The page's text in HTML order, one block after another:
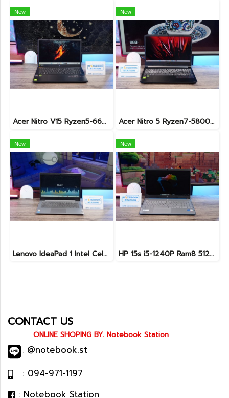
New
Acer Nitro V15 Ryzen5-6600H RTX2050(4GB) RAM16 512GB SSD จอ15.6นิ้ว FHD 165Hz sRGB100% เกมมิ่งรุ่นใหม่ ดีไซน์เครื่องบาง สวยเท่ดูทันสมัย มีประกันศูนย์2028 ราคาสุดคุ้มเพียง 17,990.-
New
Acer Nitro 5 Ryzen7-5800H RTX-3060(6GB) Ram16 SSD512 จอ15.6 FHD 144Hz เกมมิ่งสเปคสูง เครื่องพร้อมใช้งาน ราคาสุดคุ้มเพียง 19,900.-
New
Lenovo IdeaPad 1 Intel Celeron N4020 Ram4 SSD256GB จอ14.0 HD หน้าจอเล็กเหมาะแก่การพกพา ใช้งานทั่วไป ราคาถูกมาก เพียง 3,900.- พร้อมใช้งาน(สินค้ามีตำหนิขายถูกประกันร้าน7วัน)
New
HP 15s i5-1240P Ram8 512GB M.2 จอ15.6นิ้ว FHD IPS สเปคดี ทำงานเก่ง จอใหญ่ มีแป้นตัวเลขแยก ดีไซน์เรียบหรูบางเบา พร้อมใช้งานเพียง 11,990.-เท่านั้น
CONTACT US
ONLINE SHOPING BY. Notebook Station
: @notebook.st
: 094-971-1197
: Notebook Station